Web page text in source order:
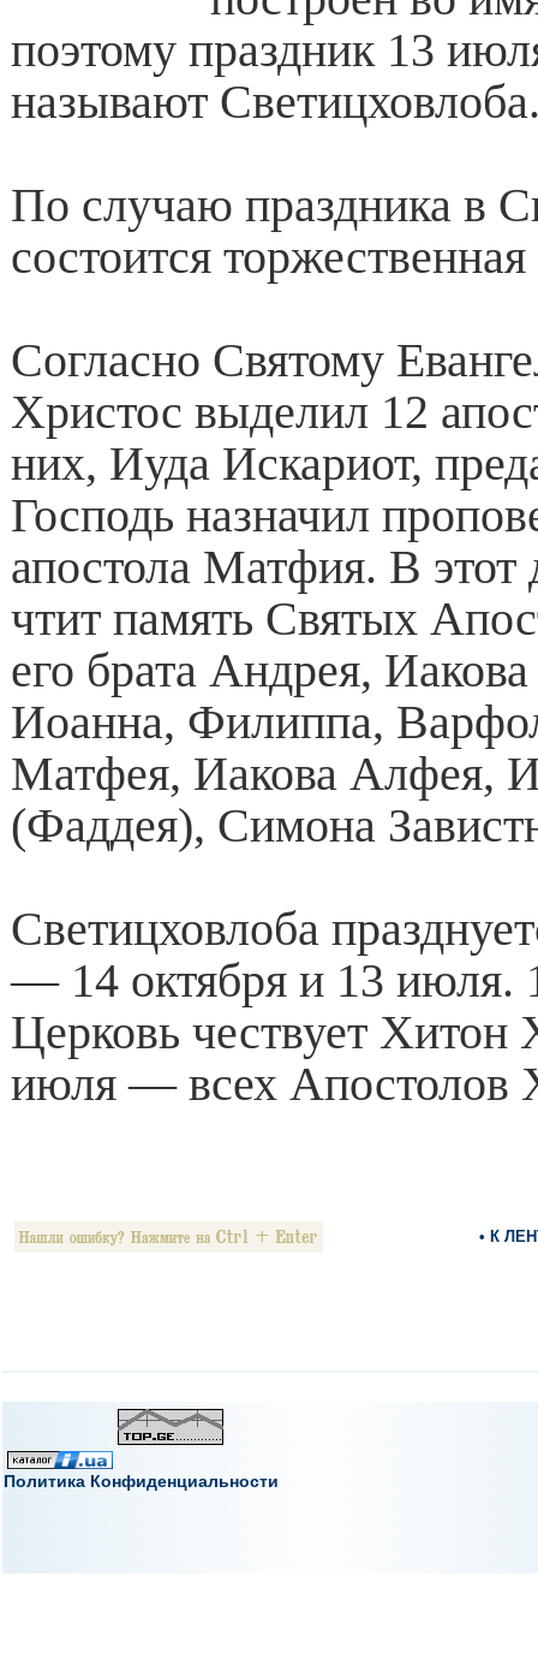
поэтому праздник 13
называют
По случаю праздника в
состоится
Согласно Святому
Христос выделил 12
них, Иуда Искариот,
Господь назначил
апостола Матфия. В этот
чтит память Святых
его брата Андрея, Иакова
Иоанна, Филиппа,
Матфея, Иакова Алфея,
(Фаддея), Симона
Светицховлоба
— 14 октября и 13 июля.
Церковь чествует Хитон
июля — всех Апостолов
• К
Политика Конфиденциальности